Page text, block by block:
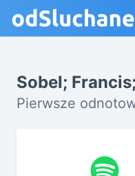
Sobel;
Pierwsze